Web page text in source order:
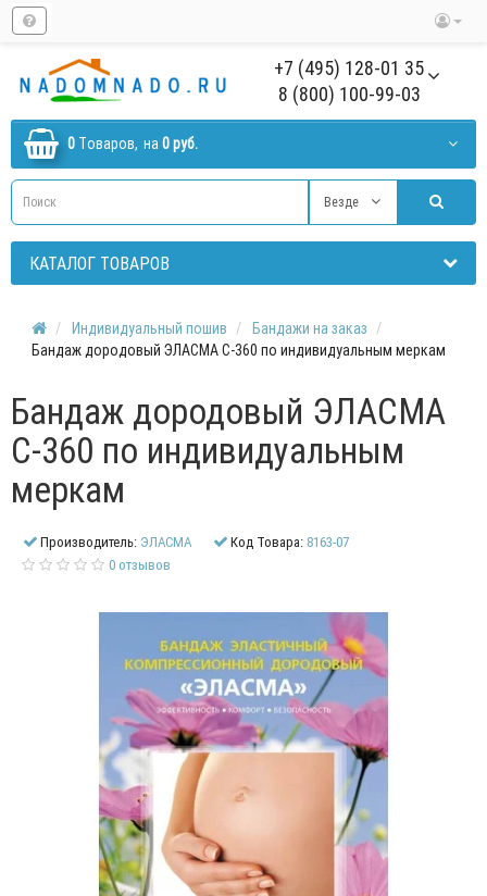
+7 (495) 128-01 35
8 (800) 100-99-03
0 Tоваров, на 0 руб.
Везде
КАТАЛОГ ТОВАРОВ
Индивидуальный пошив
Бандажи на заказ
Бандаж дородовый ЭЛАСМА C-360 по индивидуальным меркам
Бандаж дородовый ЭЛАСМА
C-360 по индивидуальным
меркам
Производитель: ЭЛАСМА Код Товара: 8163-07
0 отзывов